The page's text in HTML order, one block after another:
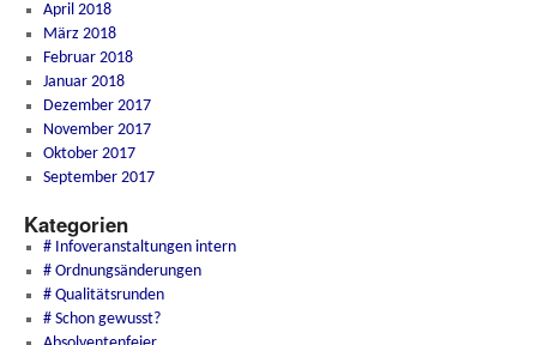
April 2018
März 2018
Februar 2018
Januar 2018
Dezember 2017
November 2017
Oktober 2017
September 2017
Kategorien
# Infoveranstaltungen intern
# Ordnungsänderungen
# Qualitätsrunden
# Schon gewusst?